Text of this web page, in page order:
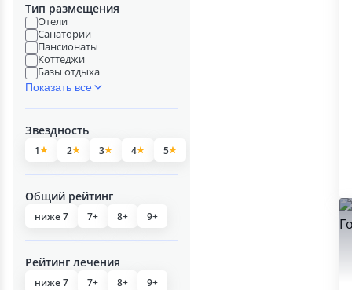
Тип размещения
Отели
Санатории
Пансионаты
Коттеджи
Базы отдыха
Показать все
Звездность
1 2 3 4 5
Общий рейтинг
ниже 7 7+ 8+ 9+
Рейтинг лечения
ниже 7 7+ 8+ 9+